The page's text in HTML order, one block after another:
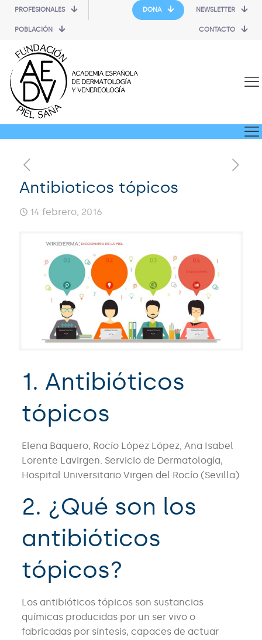
PROFESIONALES
POBLACIÓN
DONA NEWSLETTER
CONTACTO
Antibioticos tópicos
14 febrero, 2016
1. Antibióticos
tópicos
Elena Baquero, Rocío López López, Ana Isabel
Lorente Lavirgen. Servicio de Dermatología,
Hospital Universitario Virgen del Rocío (Sevilla)
2. ¿Qué son los
antibióticos
tópicos?
Los antibióticos tópicos son sustancias
químicas producidas por un ser vivo o
fabricadas por síntesis, capaces de actuar